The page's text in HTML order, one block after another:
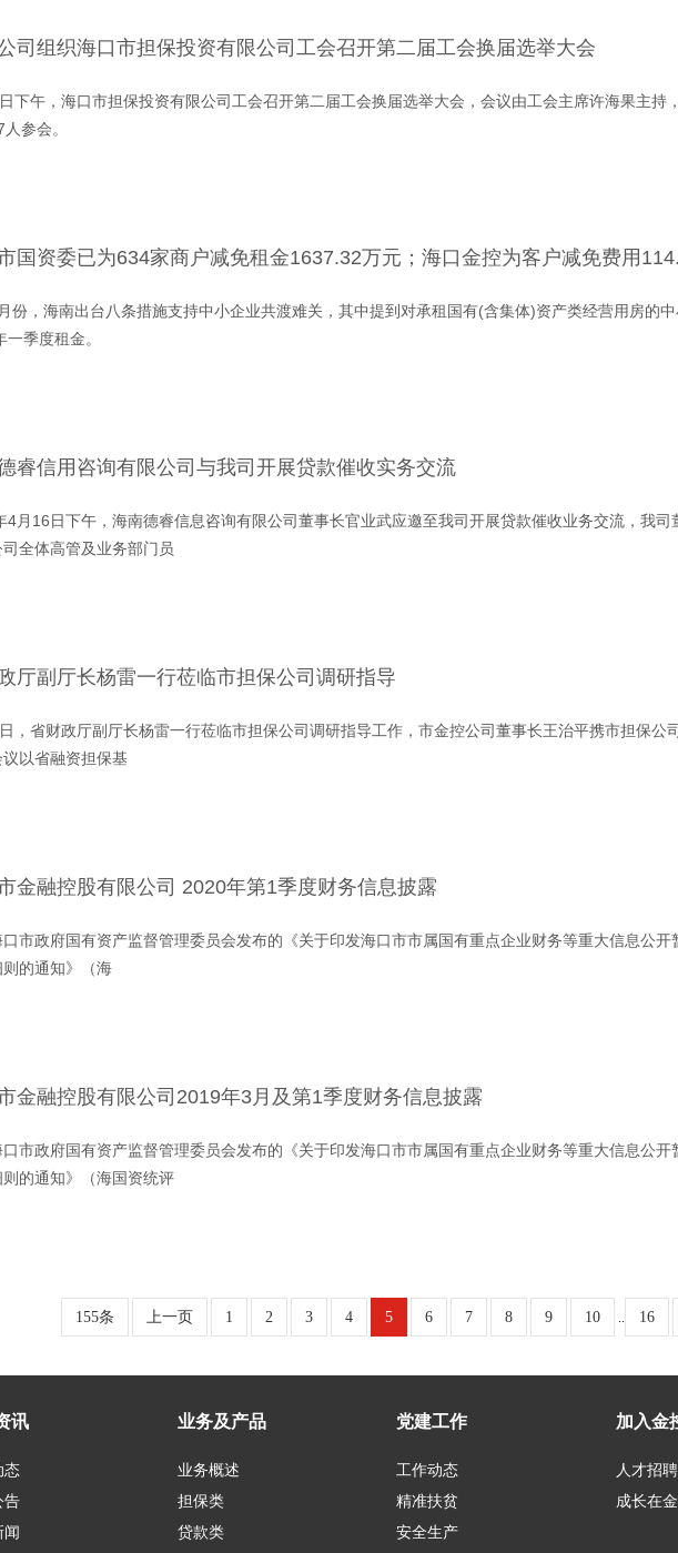
司组织海口市担保投资有限公司工会召开第二届工会换届选举大会
下午，海口市担保投资有限公司工会召开第二届工会换届选举大会，会议由工会主席许海果主持
参会。
国资委已为634家商户减免租金1637.32万元；海口金控为客户减免费用
份，海南出台八条措施支持中小企业共渡难关，其中提到对承租国有(含集体)资产类经营用房的
一季度租金。
睿信用咨询有限公司与我司开展贷款催收实务交流
4月16日下午，海南德睿信息咨询有限公司董事长官业武应邀至我司开展贷款催收业务交流，我司
全体高管及业务部门员
厅副厅长杨雷一行莅临市担保公司调研指导
，省财政厅副厅长杨雷一行莅临市担保公司调研指导工作，市金控公司董事长王治平携市担保公
以省融资担保基
金融控股有限公司 2020年第1季度财务信息披露
市政府国有资产监督管理委员会发布的《关于印发海口市市属国有重点企业财务等重大信息公开
则的通知》（海
金融控股有限公司2019年3月及第1季度财务信息披露
市政府国有资产监督管理委员会发布的《关于印发海口市市属国有重点企业财务等重大信息公开
则的通知》（海国资统评
155条 上一页 1 2 3 4 5 6 7 8 9 10 .. 16
讯
态
告
闻
业务及产品
业务概述
担保类
贷款类
党建工作
工作动态
精准扶贫
安全生产
加入金
人才招聘
成长在